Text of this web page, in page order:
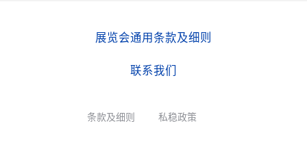
展览会通用条款及细则
联系我们
条款及细则 私稳政策